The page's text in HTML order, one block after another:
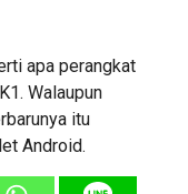
apa perangkat
Walaupun
itu
Android.